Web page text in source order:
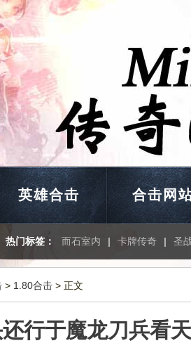
英雄合击 合击网
热门标签： 而石室内 | 卡牌传奇 | 圣
> 1.80合击 > 正文
行于魔龙刀兵看